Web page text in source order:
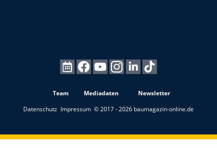
Team Mediadaten
Newsletter
Datenschutz Impressum © 2017 - 2026 baumagazin-online.de